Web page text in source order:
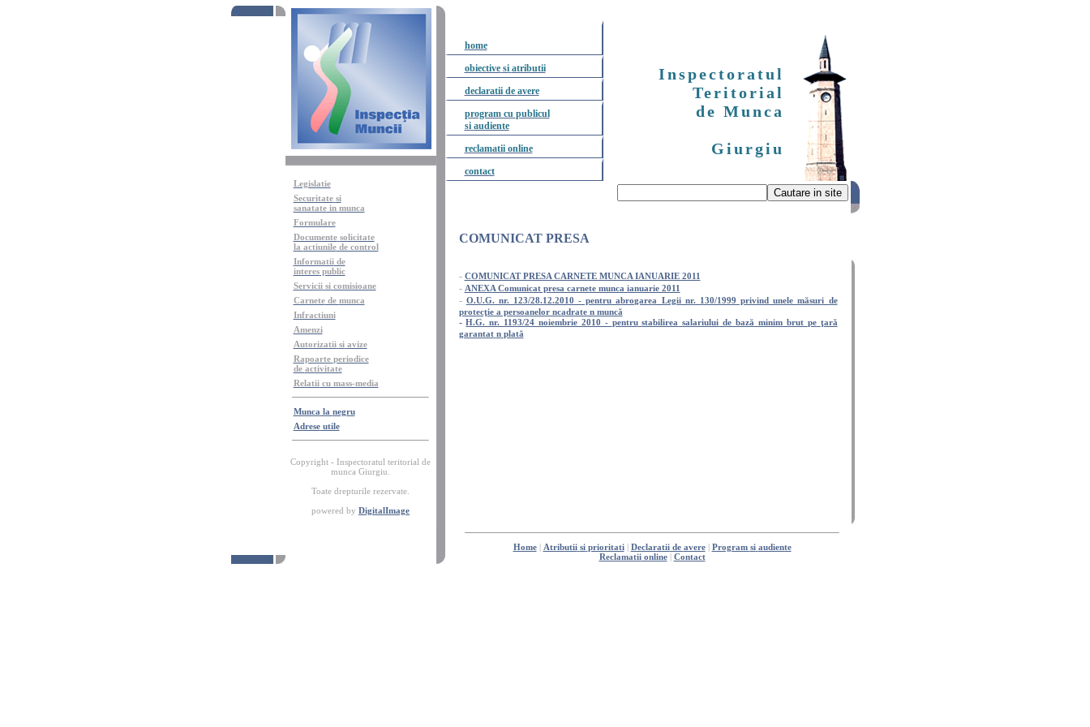
Legislatie
Securitate si
sanatatein munca
Formulare
Documente solicitate
la actiunilede control
Informatiide
interespublic
Servicii si comisioane
Carnetede munca
Infractiuni
Amenzi
Autorizatii si avize
Rapoarte periodice
de activitate
Relatiicu mass-media
Munca la negru
Adreseutile
Copyright - Inspectoratul teritorial de
munca Giurgiu.
Toate drepturile rezervate
powered by DigitalImage
Inspectoratul
Teritorial
de Munca
Giurgiu
home
obiective si atributii
declaratiide avere
program cu publicul
si audiente
reclamatiionline
contact
COMUNICAT PRESA
- COMUNICAT PRESA CARNETE MUNCA IANUARIE 2011
- ANEXA Comunicat presa carnete munca ianuarie 2011
- O.U.G. nr. 123/28.12.2010 - pentru abrogarea Legii nr. 130/1999 privind unele măsuri de
protecţie a persoanelor ncadrate n muncă
-H.G. nr. 1193/24 noiembrie2010 - pentru stabilirea salariului debază minimbrut pe ţară
garantat n plată
Home| Atributii si prioritati| Declaratiide avere| Program si audiente
Reclamatiionline| Contact